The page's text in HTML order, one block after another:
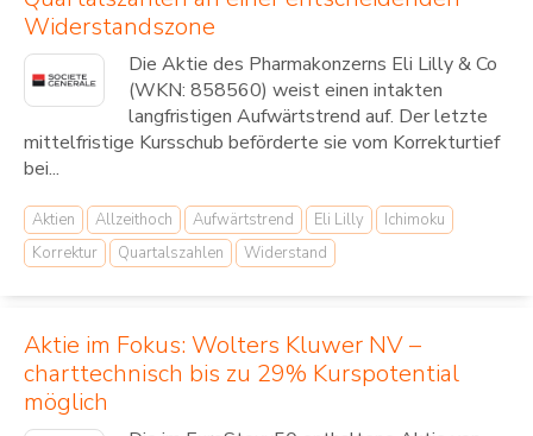
Widerstandszone
Die Aktie des Pharmakonzerns Eli Lilly & Co
(WKN: 858560) weist einen intakten
langfristigen Aufwärtstrend auf. Der letzte
mittelfristige Kursschub beförderte sie vom Korrekturtief
bei...
Aktien Allzeithoch Aufwärtstrend Eli Lilly
Ichimoku
Korrektur
Quartalszahlen Widerstand
Aktie im Fokus: Wolters Kluwer NV –
charttechnisch bis zu 29% Kurspotential
möglich